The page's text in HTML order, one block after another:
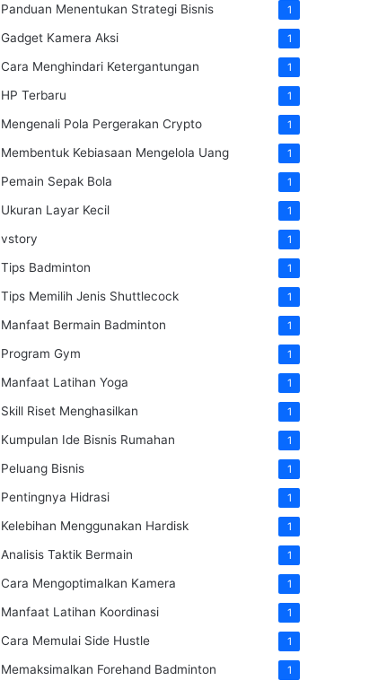
Panduan Menentukan Strategi Bisnis 1
Gadget Kamera Aksi 1
Cara Menghindari Ketergantungan 1
HP Terbaru 1
Mengenali Pola Pergerakan Crypto 1
Membentuk Kebiasaan Mengelola Uang 1
Pemain Sepak Bola 1
Ukuran Layar Kecil 1
vstory 1
Tips Badminton 1
Tips Memilih Jenis Shuttlecock 1
Manfaat Bermain Badminton 1
Program Gym 1
Manfaat Latihan Yoga 1
Skill Riset Menghasilkan 1
Kumpulan Ide Bisnis Rumahan 1
Peluang Bisnis 1
Pentingnya Hidrasi 1
Kelebihan Menggunakan Hardisk 1
Analisis Taktik Bermain 1
Cara Mengoptimalkan Kamera 1
Manfaat Latihan Koordinasi 1
Cara Memulai Side Hustle 1
Memaksimalkan Forehand Badminton 1